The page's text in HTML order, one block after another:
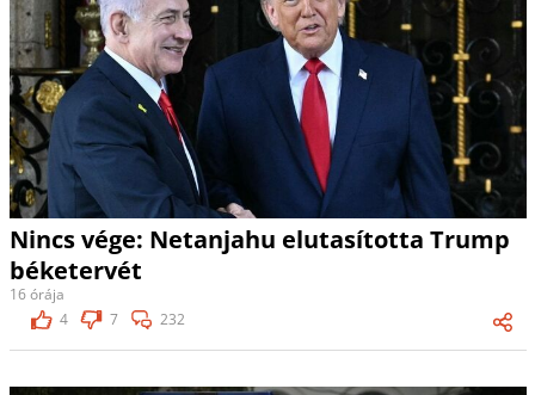
Nincs vége: Netanjahu elutasította Trump
béketervét
16 órája
4
7 232